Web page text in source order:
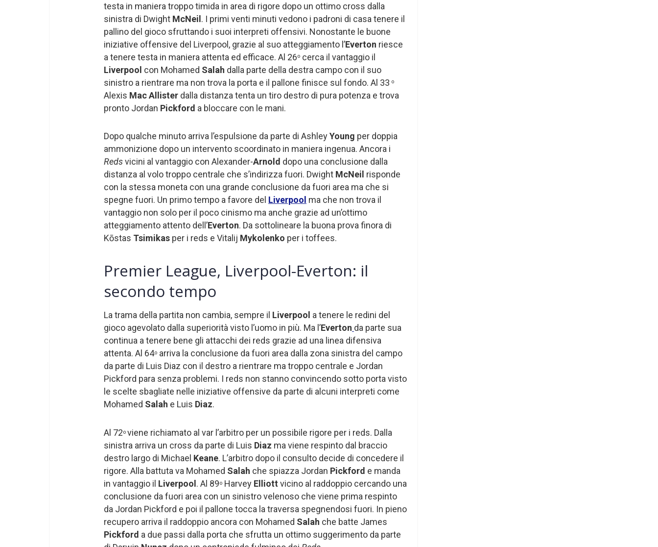
testa in maniera troppo timida in area di rigore dopo un ottimo cross dalla
sinistra di Dwight McNeil. I primi venti minuti vedono i padroni di casa tenere il
pallino del gioco sfruttando i suoi interpreti offensivi. Nonostante le buone
iniziative offensive del Liverpool, grazie al suo atteggiamento l’Everton riesce
a tenere testa in maniera attenta ed efficace. Al 26o cerca il vantaggio il
Liverpool con Mohamed Salah dalla parte della destra campo con il suo
sinistro a rientrare ma non trova la porta e il pallone finisce sul fondo. Al 33 o
Alexis Mac Allister dalla distanza tenta un tiro destro di pura potenza e trova
pronto Jordan Pickford a bloccare con le mani.
Dopo qualche minuto arriva l’espulsione da parte di AshleyYoung per doppia
ammonizione dopo un intervento scoordinato in maniera ingenua. Ancora i
Redsvicini al vantaggio con Alexander-Arnold dopo una conclusione dalla
distanza al volo troppo centrale che s’indirizza fuori. Dwight McNeil risponde
con la stessa moneta con una grande conclusione da fuori area ma che si
spegne fuori. Un primo tempo a favore del Liverpool ma che non trova il
vantaggio non solo per il poco cinismo ma anche grazie ad un’ottimo
atteggiamento attento dell’Everton. Da sottolineare la buona prova finora di
Kōstas Tsimikas per i reds e Vitalij Mykolenko per i toffees.
Premier League, Liverpool-Everton: il
secondo tempo
La trama della partita non cambia, sempre il Liverpool a tenere le redini del
gioco agevolato dalla superiorità visto l’uomo in più. Ma l’Everton da parte sua
continua a tenere bene gli attacchi dei reds grazie ad una linea difensiva
attenta. Al 64o arriva la conclusione da fuori area dalla zona sinistra del campo
da parte di Luis Diaz con il destro a rientrare ma troppo centrale e Jordan
Pickford para senza problemi. I reds non stanno convincendo sotto porta visto
le scelte sbagliate nelle iniziative offensive da parte di alcuni interpreti come
Mohamed Salah e Luis Diaz.
Al 72o viene richiamato al var l’arbitro per un possibile rigore per i reds. Dalla
sinistra arriva un cross da parte di Luis Diaz ma viene respinto dal braccio
destro largo di Michael Keane. L’arbitro dopo il consulto decide di concedere il
rigore. Alla battuta va Mohamed Salah che spiazza Jordan Pickford e manda
in vantaggio il Liverpool. Al 89o Harvey Elliott vicino al raddoppio cercando una
conclusione da fuori area con un sinistro velenoso che viene prima respinto
da Jordan Pickford e poi il pallone tocca la traversa spegnendosi fuori. In pieno
recupero arriva il raddoppio ancora con Mohamed Salah che batte James
Pickford a due passi dalla porta che sfrutta un ottimo suggerimento da parte